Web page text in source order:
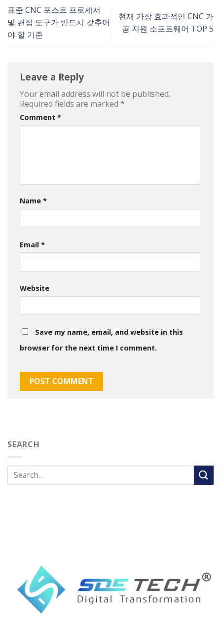
표준 CNC 포스트 프로세서
및 편집 도구가 반드시 갖추어
야 할 기준
현재 가장 효과적인 CNC 가
공 지원 소프트웨어 TOP 5
Leave a Reply
Your email address will not be published.
Required fields are marked *
Comment *
Name *
Email *
Website
Save my name, email, and website in this
browser for the next time I comment.
SEARCH